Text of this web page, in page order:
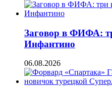
Заговор в ФИФА:
Инфантино
06.08.2026